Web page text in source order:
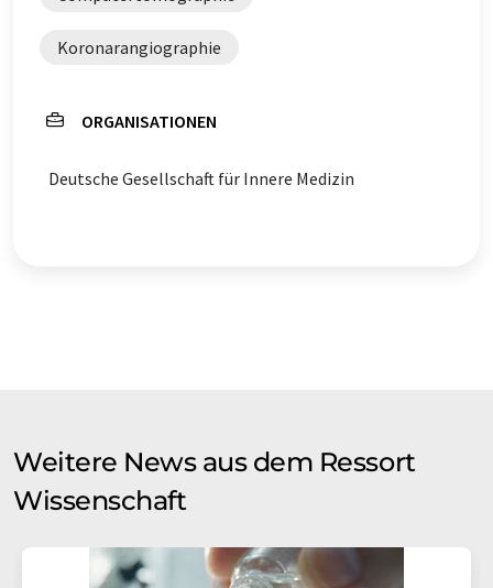
Koronarangiographie
ORGANISATIONEN
Deutsche Gesellschaft für Innere Medizin
Weitere News aus dem Ressort
Wissenschaft